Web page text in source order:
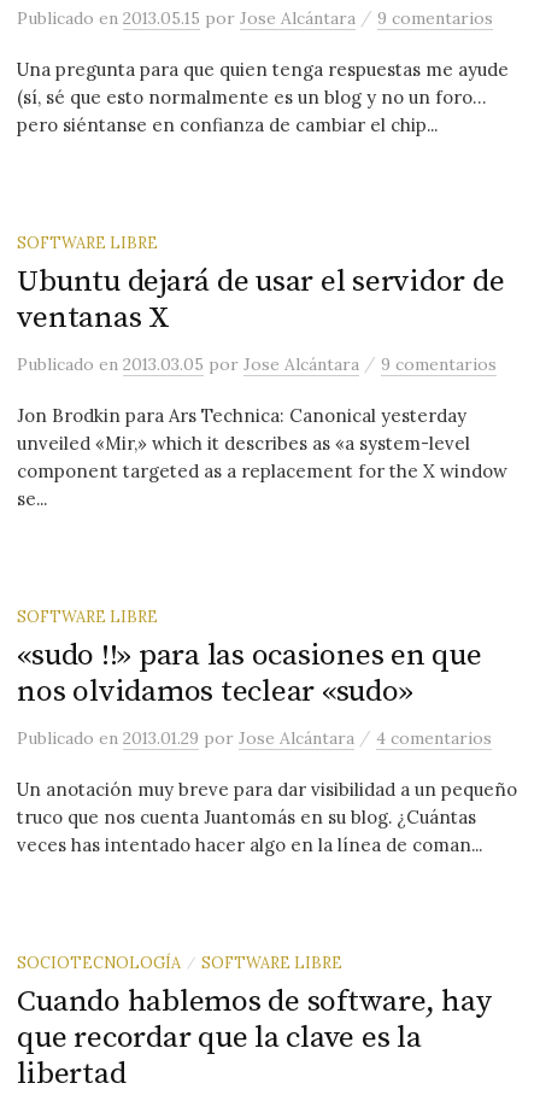
Publicadoen2013.05.15 porJose Alcántara /9 comentarios
Una pregunta para que quien tenga respuestas me ayude
(sí, sé que esto normalmente es un blog y no un foro…
pero siéntanse en confianza de cambiar el chip...
SOFTWARE LIBRE
Ubuntu dejará de usar el servidor de
ventanas X
Publicadoen2013.03.05 porJose Alcántara /9 comentarios
Jon Brodkin para Ars Technica: Canonical yesterday
unveiled «Mir,» which it describes as «a system-level
component targeted as a replacement for the X window
se...
SOFTWARE LIBRE
«sudo !!» para las ocasiones en que
nos olvidamos teclear «sudo»
Publicadoen2013.01.29 porJose Alcántara /4 comentarios
Un anotación muy breve para dar visibilidad a un pequeño
truco que nos cuenta Juantomás en su blog. ¿Cuántas
veces has intentado hacer algo en la línea de coman...
SOCIOTECNOLOGÍA / SOFTWARE LIBRE
Cuando hablemos de software, hay
que recordar que la clave es la
libertad